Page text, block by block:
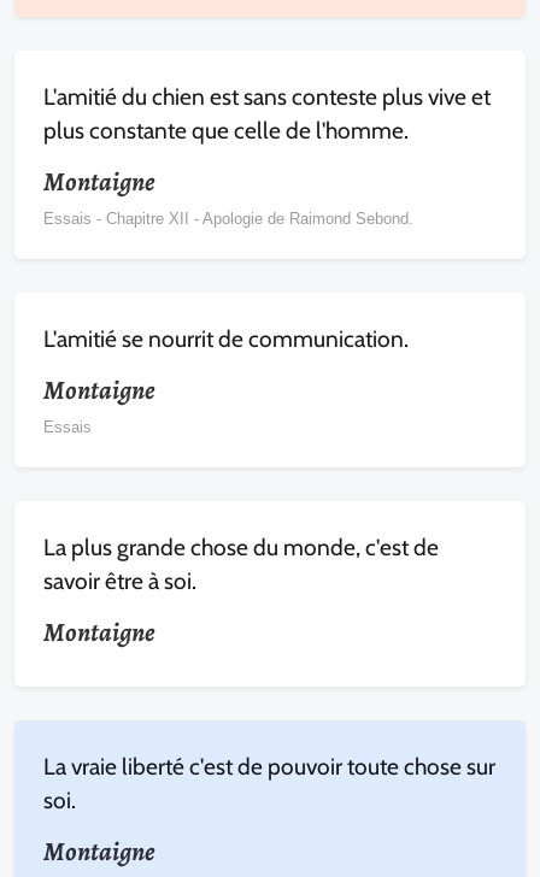
L'amitié du chien est sans conteste plus vive et
plus constante que celle de l'homme.
Montaigne
Essais - Chapitre XII - Apologie de Raimond Sebond.
L'amitié se nourrit de communication.
Montaigne
Essais
La plus grande chose du monde, c'est de
savoir être à soi.
Montaigne
La vraie liberté c'est de pouvoir toute chose sur
soi.
Montaigne